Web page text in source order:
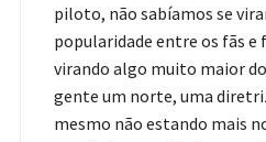
piloto, não sabíamos se
popularidade entre os fãs e
virando algo muito maior
gente um norte, uma
mesmo não estando mais